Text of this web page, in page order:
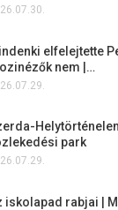
elfelejtette
nem |…
park
iskolapad rabjai |